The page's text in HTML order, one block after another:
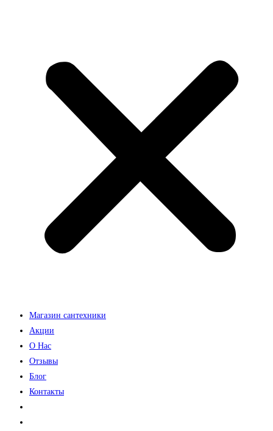
Магазин сантехники
Акции
О Нас
Отзывы
Блог
Контакты